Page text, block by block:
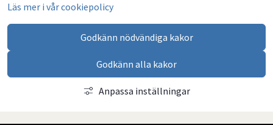
Läs mer i vår cookiepolicy
Godkänn nödvändiga kakor
Godkänn alla kakor
Anpassa inställningar